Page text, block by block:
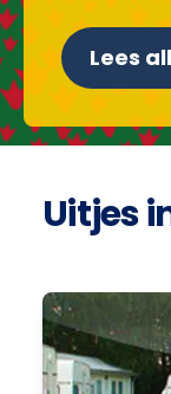
Lees
Uitjes